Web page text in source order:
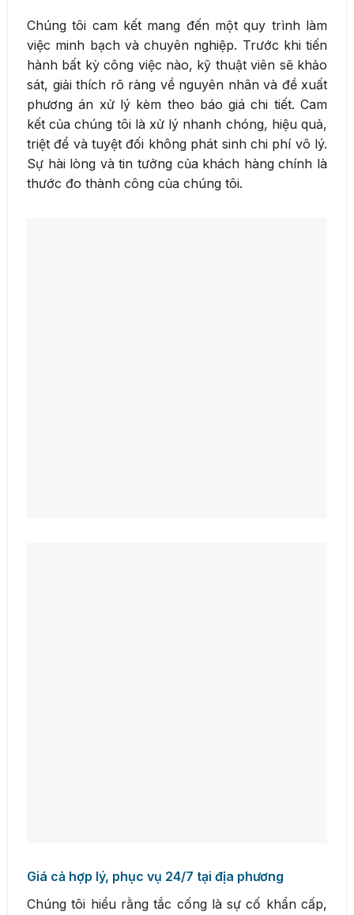
Chúng tôi cam kết mang đến một quy trình làm
việc minh bạch và chuyên nghiệp. Trước khi tiến
hành bất kỳ công việc nào, kỹ thuật viên sẽ khảo
sát, giải thích rõ ràng về nguyên nhân và đề xuất
phương án xử lý kèm theo báo giá chi tiết. Cam
kết của chúng tôi là xử lý nhanh chóng, hiệu quả,
triệt để và tuyệt đối không phát sinh chi phí vô lý.
Sự hài lòng và tin tưởng của khách hàng chính là
thước đo thành công của chúng tôi.
Giá cả hợp lý, phục vụ 24/7 tại địa phương
Chúng tôi hiểu rằng tắc cống là sự cố khẩn cấp,